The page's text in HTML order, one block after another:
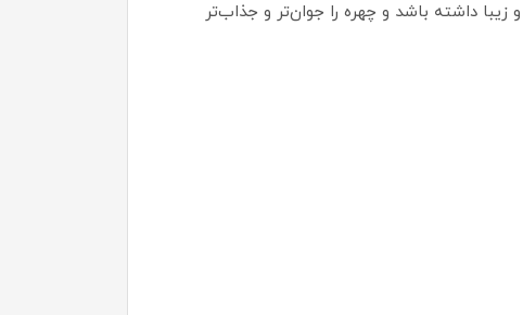
داشته باشد و چهره را جوان‌تر و جذاب‌تر